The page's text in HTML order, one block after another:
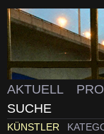
AKTUELL
SUCHE
KÜNSTLER